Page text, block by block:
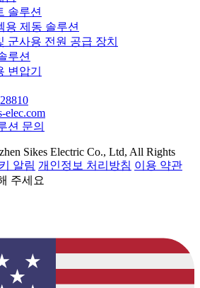
솔루션
용 제동 솔루션
군사용 전원 공급 장치
루션
변압기
elec.com
션 문의
Sikes Electric Co., Ltd, All Rights
알림 개인정보 처리방침 이용 약관
주세요